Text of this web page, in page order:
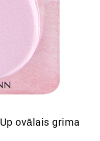
Up ovālais grima